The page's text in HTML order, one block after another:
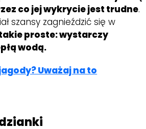
co jej wykrycie jest trudne.
szansy zagnieździć się w
proste: wystarczy
wodą.
Uważaj na to